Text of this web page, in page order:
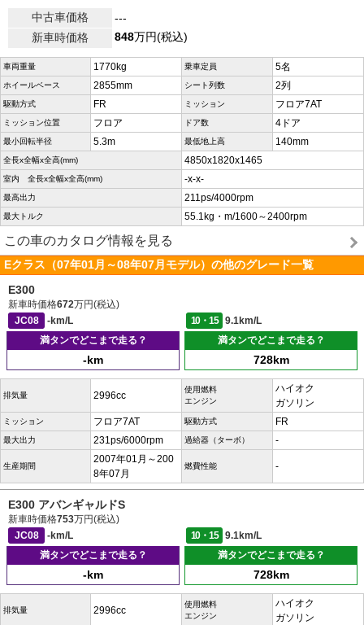
中古車価格
---
新車時価格
848万円(税込)
車両重量 1770kg 乗車定員 5名
ホイールベース 2855mm シート列数 2列
駆動方式 FR ミッション フロア7AT
ミッション位置 フロア ドア数 4ドア
最小回転半径 5.3m 最低地上高 140mm
全長x全幅x全高(mm) 4850x1820x1465
室内 全長x全幅x全高(mm) -x-x-
最高出力 211ps/4000rpm
最大トルク 55.1kg・m/1600～2400rpm
この車のカタログ情報を見る
Eクラス（07年01月～08年07月モデル）の他のグレード一覧
E300
新車時価格672万円(税込)
JC08
-km/L 10・15
9.1km/L
満タンでどこまで走る？
-km
満タンでどこまで走る？
728km
排気量 2996cc
使用燃料
エンジン
ハイオク
ガソリン
ミッション フロア7AT 駆動方式 FR
最大出力 231ps/6000rpm 過給器（ターボ） -
生産期間
2007年01月～200
8年07月
燃費性能 -
E300 アバンギャルドS
新車時価格753万円(税込)
JC08
-km/L 10・15
9.1km/L
満タンでどこまで走る？
-km
満タンでどこまで走る？
728km
排気量 2996cc
使用燃料
エンジン
ハイオク
ガソリン